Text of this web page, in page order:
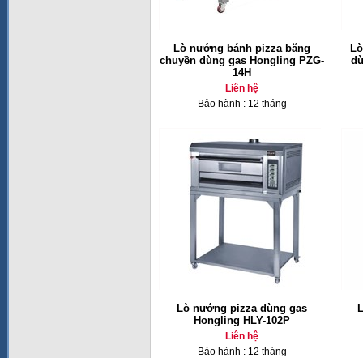
Lò nướng bánh pizza băng
chuyền dùng gas Hongling PZG-
14H
Liên hệ
Bảo hành : 12 tháng
Lò nướng pizza dùng gas
Hongling HLY-102P
Liên hệ
Bảo hành : 12 tháng